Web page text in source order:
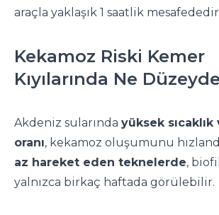
araçla yaklaşık 1 saatlik
Kekamoz Riski Kemer
Kıyılarında Ne
Akdeniz sularında yüksek
oranı, kekamoz oluşumunu
az hareket eden teknelerde,
yalnızca birkaç haftada görülebilir.